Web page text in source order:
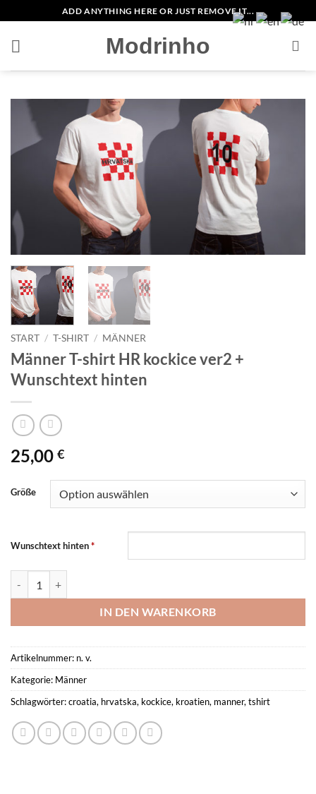
Inhalt
springen
ADD ANYTHING HERE OR JUST REMOVE IT...
Modrinho
START / T-SHIRT / MÄNNER
Männer T-shirt HR kockice ver2 +
Wunschtext hinten
25,00 €
Größe
Wunschtext hinten*
IN DEN WARENKORB
Artikelnummer: n. v.
Kategorie: Männer
Schlagwörter:croatia, hrvatska, kockice, kroatien, manner, tshirt